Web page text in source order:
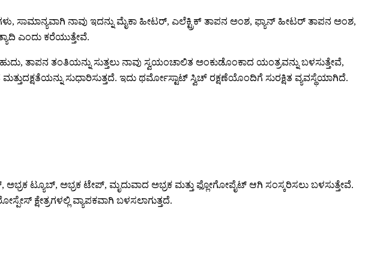
ಸಾಮಾನ್ಯವಾಗಿ ನಾವು ಇದನ್ನು ಮೈಕಾ ಹೀಟರ್, ಎಲೆಕ್ಟ್ರಿಕ್ ತಾಪನ ಅಂಶ, ಫ್ಯಾನ್ ಹೀಟರ್ ತಾಪನ ಅಂಶ,
ಎಂದು ಕರೆಯುತ್ತೇವೆ.
ತಾಪನ ತಂತಿಯನ್ನು ಸುತ್ತಲು ನಾವು ಸ್ವಯಂಚಾಲಿತ ಅಂಕುಡೊಂಕಾದ ಯಂತ್ರವನ್ನು ಬಳಸುತ್ತೇವೆ,
ದಕ್ಷತೆಯನ್ನು ಸುಧಾರಿಸುತ್ತದೆ. ಇದು ಥರ್ಮೋಸ್ಟಾಟ್ ಸ್ವಿಚ್ ರಕ್ಷಣೆಯೊಂದಿಗೆ ಸುರಕ್ಷಿತ ವ್ಯವಸ್ಥೆಯಾಗಿದೆ.
ಅಭ್ರಕ ಟ್ಯೂಬ್, ಅಭ್ರಕ ಟೇಪ್, ಮೃದುವಾದ ಅಭ್ರಕ ಮತ್ತು ಫ್ಲೋಗೋಪೈಟ್ ಆಗಿ ಸಂಸ್ಕರಿಸಲು ಬಳಸುತ್ತೇವೆ.
ಕ್ಷೇತ್ರಗಳಲ್ಲಿ ವ್ಯಾಪಕವಾಗಿ ಬಳಸಲಾಗುತ್ತದೆ.